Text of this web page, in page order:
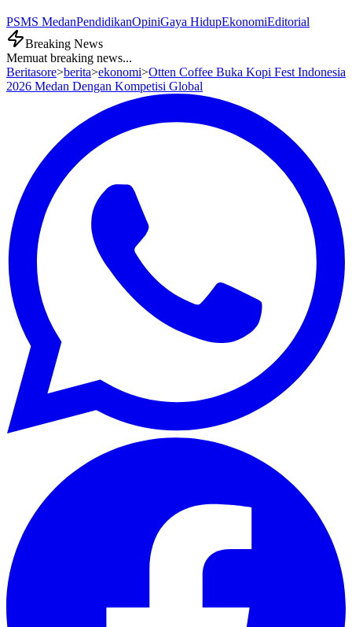
PSMS MedanPendidikanOpiniGaya HidupEkonomiEditorial
Breaking News
Memuat breaking news...
Beritasore>berita>ekonomi>Otten Coffee Buka Kopi Fest Indonesia
2026 Medan Dengan Kompetisi Global